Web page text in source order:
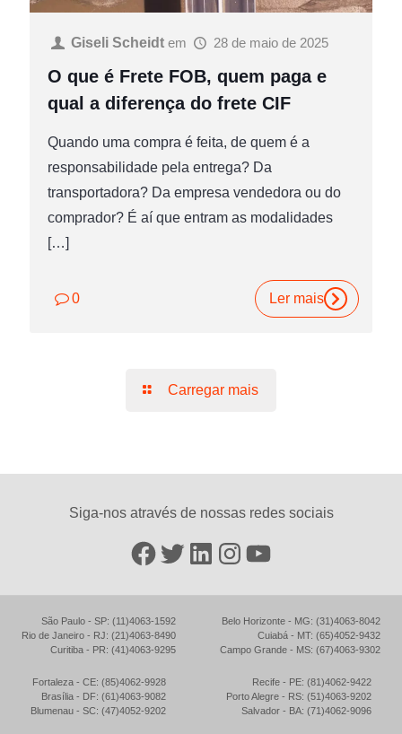
Giseli Scheidt em 28 de maio de 2025
O que é Frete FOB, quem paga e
qual a diferença do frete CIF
Quando uma compra é feita, de quem é a
responsabilidade pela entrega? Da
transportadora? Da empresa vendedora ou do
comprador? É aí que entram as modalidades
[…]
0 Ler mais
Carregar mais
Siga-nos através de nossas redes sociais
Facebook
Twitter
LinkedIn
Instagram
YouTube
São Paulo - SP: (11)4063-1592
Rio de Janeiro - RJ: (21)4063-8490
Curitiba - PR: (41)4063-9295
Belo Horizonte - MG: (31)4063-8042
Cuiabá - MT: (65)4052-9432
Campo Grande - MS: (67)4063-9302
Fortaleza - CE: (85)4062-9928
Brasília - DF: (61)4063-9082
Blumenau - SC: (47)4052-9202
Recife - PE: (81)4062-9422
Porto Alegre - RS: (51)4063-9202
Salvador - BA: (71)4062-9096